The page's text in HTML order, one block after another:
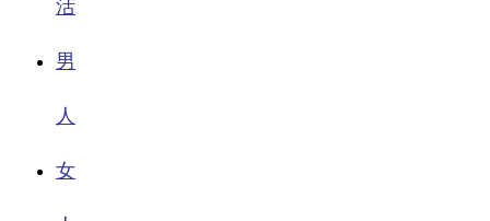
活
男
人
女